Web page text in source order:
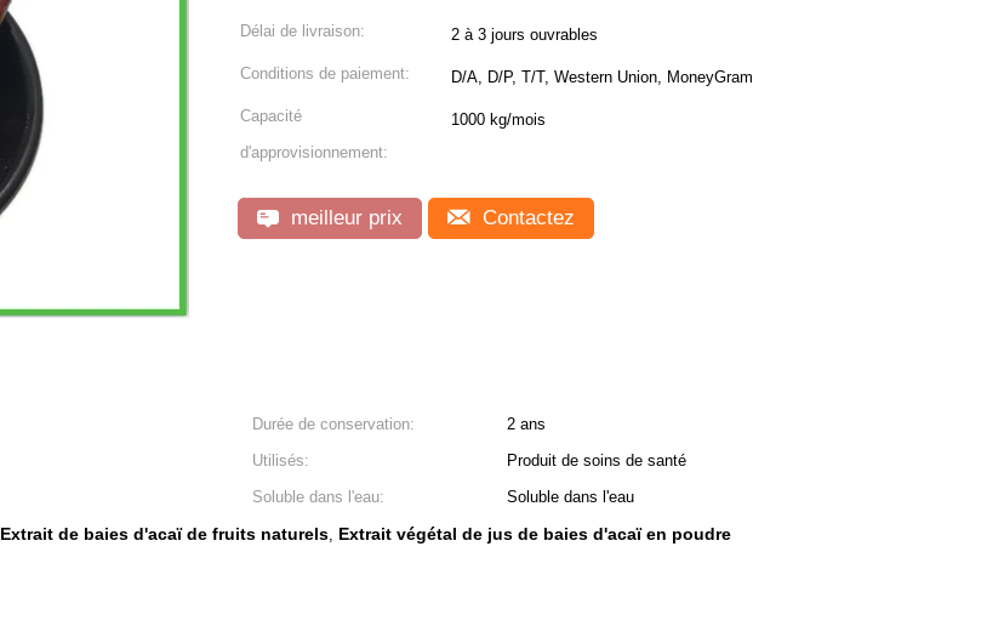
Délai de livraison: 2 à 3 jours ouvrables
Conditions de paiement: D/A, D/P, T/T, Western Union, MoneyGram
Capacité
d'approvisionnement:
1000 kg/mois
meilleur prix Contactez
Durée de conservation:
2 ans
Utilisés:
Produit de soins de santé
Soluble dans l'eau:
Soluble dans l'eau
Extrait de baies d'acaï de fruits naturels, Extrait végétal de jus de baies d'acaï en poudre